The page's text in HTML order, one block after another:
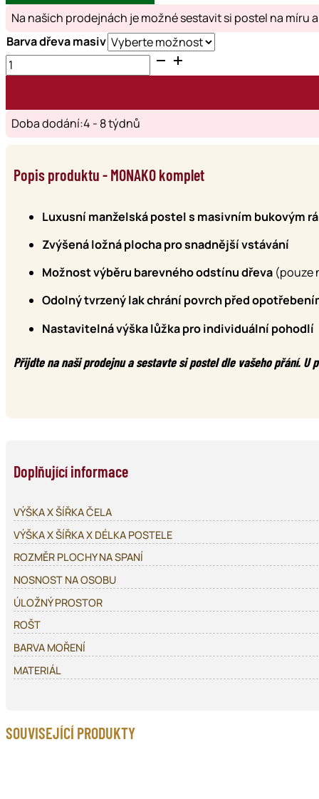
Na našich prodejnách je možné sestavit si postel na míru
Barva dřeva masiv
MONAKO
komplet
Doba dodání:4 - 8 týdnů
Popis produktu - MONAKO komplet
Luxusní manželská postel s masivním bukovým
Zvýšená ložná plocha pro snadnější vstávání
Možnost výběru barevného odstínu dřeva(pouze
Odolný tvrzený lak chrání povrch před
Nastavitelná výška lůžka pro individuální pohodlí
Přijďte na naši prodejnu a sestavte si postel dle vašeho přání.
Doplňující informace
VÝŠKA X ŠÍŘKA ČELA
VÝŠKA X ŠÍŘKA X DÉLKA POSTELE
ROZMĚR PLOCHY NA SPANÍ
NOSNOST NA OSOBU
ÚLOŽNÝ PROSTOR
ROŠT
BARVA MOŘENÍ
MATERIÁL
SOUVISEJÍCÍ PRODUKTY